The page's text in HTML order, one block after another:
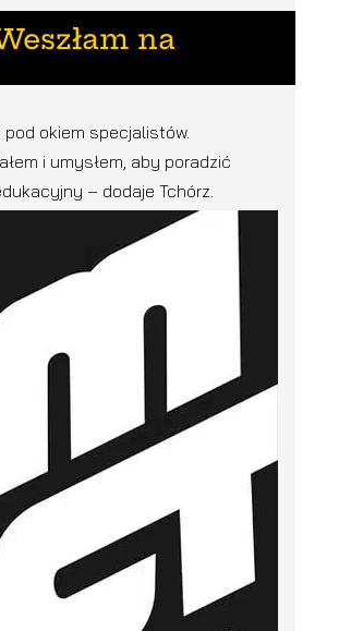
na
okiem specjalistów.
i umysłem, aby poradzić
– dodaje Tchórz.